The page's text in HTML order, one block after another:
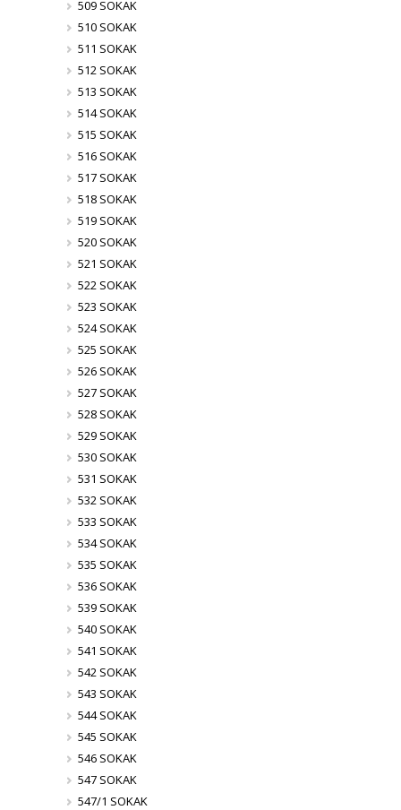
509 SOKAK
510 SOKAK
511 SOKAK
512 SOKAK
513 SOKAK
514 SOKAK
515 SOKAK
516 SOKAK
517 SOKAK
518 SOKAK
519 SOKAK
520 SOKAK
521 SOKAK
522 SOKAK
523 SOKAK
524 SOKAK
525 SOKAK
526 SOKAK
527 SOKAK
528 SOKAK
529 SOKAK
530 SOKAK
531 SOKAK
532 SOKAK
533 SOKAK
534 SOKAK
535 SOKAK
536 SOKAK
539 SOKAK
540 SOKAK
541 SOKAK
542 SOKAK
543 SOKAK
544 SOKAK
545 SOKAK
546 SOKAK
547 SOKAK
547/1 SOKAK